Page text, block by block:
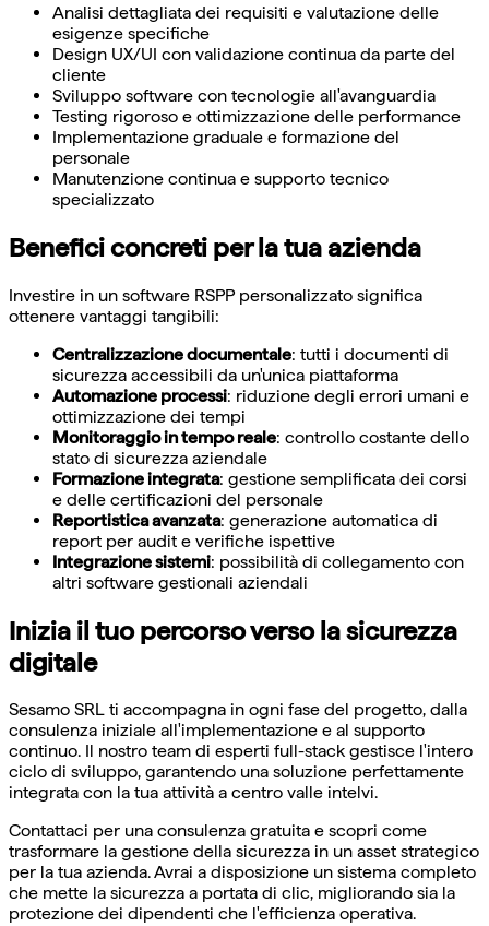
Analisi dettagliata dei requisiti e valutazione delle
esigenze specifiche
Design UX/UI con validazione continua da parte del
cliente
Sviluppo software con tecnologie all'avanguardia
Testing rigoroso e ottimizzazione delle performance
Implementazione graduale e formazione del
personale
Manutenzione continua e supporto tecnico
specializzato
Benefici concreti per la tua azienda
Investire in un software RSPP personalizzato significa
ottenere vantaggi tangibili:
Centralizzazione documentale: tutti i documenti di
sicurezza accessibili da un'unica piattaforma
Automazione processi: riduzione degli errori umani e
ottimizzazione dei tempi
Monitoraggio in tempo reale: controllo costante dello
stato di sicurezza aziendale
Formazione integrata: gestione semplificata dei corsi
e delle certificazioni del personale
Reportistica avanzata: generazione automatica di
report per audit e verifiche ispettive
Integrazione sistemi: possibilità di collegamento con
altri software gestionali aziendali
Inizia il tuo percorso verso la sicurezza
digitale
Sesamo SRL ti accompagna in ogni fase del progetto, dalla
consulenza iniziale all'implementazione e al supporto
continuo. Il nostro team di esperti full-stack gestisce l'intero
ciclo di sviluppo, garantendo una soluzione perfettamente
integrata con la tua attività a centro valle intelvi.
Contattaci per una consulenza gratuita e scopri come
trasformare la gestione della sicurezza in un asset strategico
per la tua azienda. Avrai a disposizione un sistema completo
che mette la sicurezza a portata di clic, migliorando sia la
protezione dei dipendenti che l'efficienza operativa.